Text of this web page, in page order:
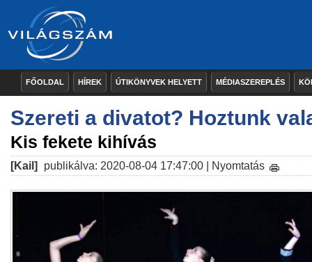
FŐOLDAL HÍREK ÚTIKÖNYVEK HELYETT MÉDIASZEREPLÉS
Szereti a divatot? Hoztunk
Kis fekete kihívás
[Kail] publikálva: 2020-08-04 17:47:00 | Nyomtatás